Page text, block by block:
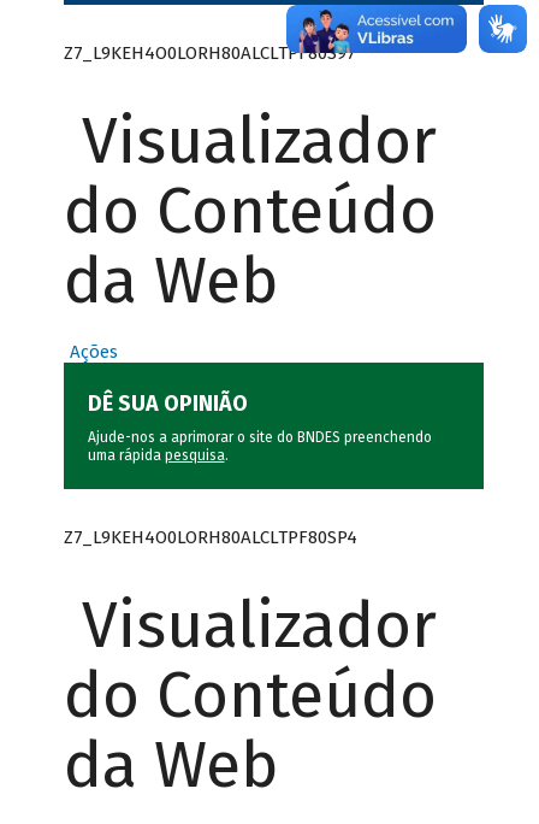
Z7_L9KEH4O0LORH80ALCLTPF80S97
Visualizador
do Conteúdo
da Web
Ações
DÊ SUA OPINIÃO
Ajude-nos a aprimorar o site do BNDES preenchendo
uma rápida pesquisa.
Z7_L9KEH4O0LORH80ALCLTPF80SP4
Visualizador
do Conteúdo
da Web